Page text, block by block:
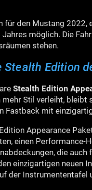
für den Mustang 2022,
Jahres möglich. Die
stehen.
Stealth Edition
Stealth Edition
Stil verleiht, bleibt
Fastback mit
Appearance
einen Performance-
die
einzigartigen neuen
der Instrumententafel